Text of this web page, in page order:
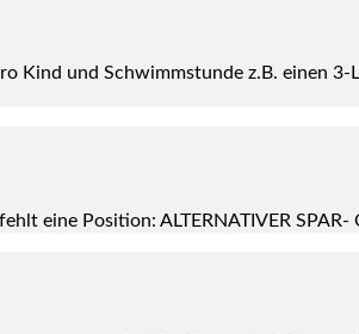
Kind und Schwimm­stun­de z.B. einen
eine Posi­ti­on: ALTERNATIVER